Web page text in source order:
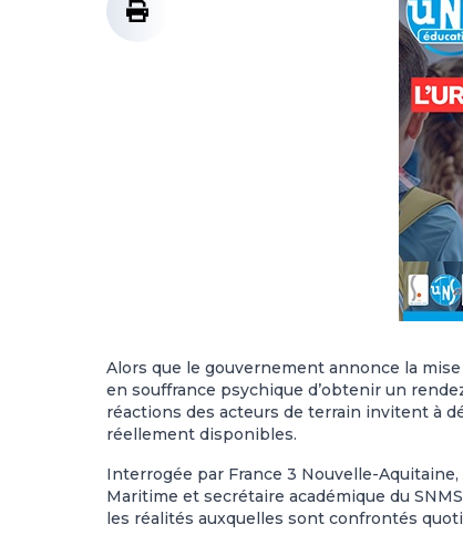
Alors que le gouvernement annonce la
en souffrance psychique d’obtenir un
réactions des acteurs de terrain invitent à
réellement disponibles.
Interrogée par France 3 Nouvelle-
Maritime et secrétaire académique du
les réalités auxquelles sont confrontés